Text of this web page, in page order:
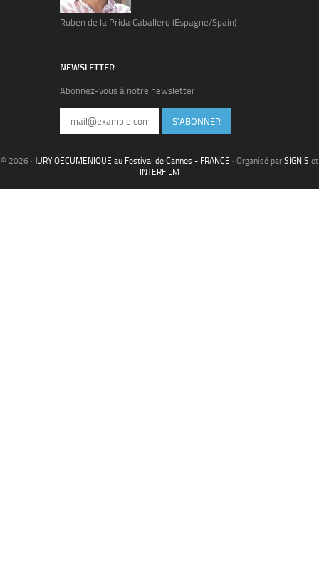
Ruben de la Prida Caballero (Espagne/Spain)
NEWSLETTER
Abonnez-vous à notre newsletter
S'ABONNER
© 2026 · JURY OECUMENIQUE au Festival de Cannes - FRANCE · Organisé par SIGNIS et
INTERFILM